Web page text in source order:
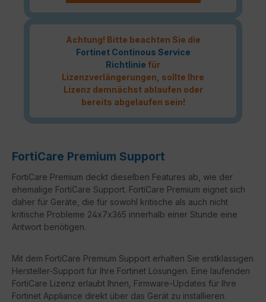
Achtung! Bitte beachten Sie die
Fortinet Continous Service
Richtlinie für
Lizenzverlängerungen, sollte Ihre
Lizenz demnächst ablaufen oder
bereits abgelaufen sein!
FortiCare Premium Support
FortiCare Premium deckt dieselben Features ab, wie der
ehemalige FortiCare Support. FortiCare Premium eignet sich
daher für Geräte, die für sowohl kritische als auch nicht
kritische Probleme 24x7x365 innerhalb einer Stunde eine
Antwort benötigen.
Mit dem FortiCare Premium Support erhalten Sie erstklassigen
Hersteller-Support für Ihre Fortinet Lösungen. Eine laufenden
FortiCare Lizenz erlaubt Ihnen, Firmware-Updates für Ihre
Fortinet Appliance direkt über das Gerät zu installieren.